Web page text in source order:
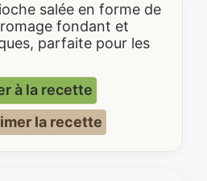
salée en forme de
fondant et
parfaite pour les
à la recette
la recette